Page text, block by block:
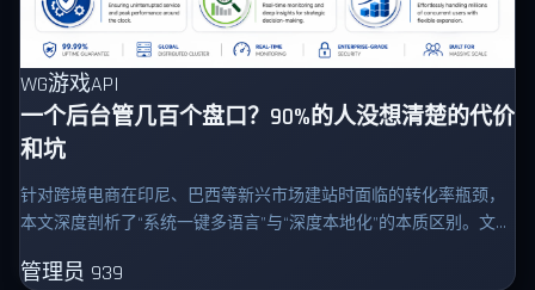
WG游戏API
一个后台管几百个盘口？90%的人没想清楚的代价
和坑
针对跨境电商在印尼、巴西等新兴市场建站时面临的转化率瓶颈，
本文深度剖析了“系统一键多语言”与“深度本地化”的本质区别。文章
词、跨国广告
管理员 939